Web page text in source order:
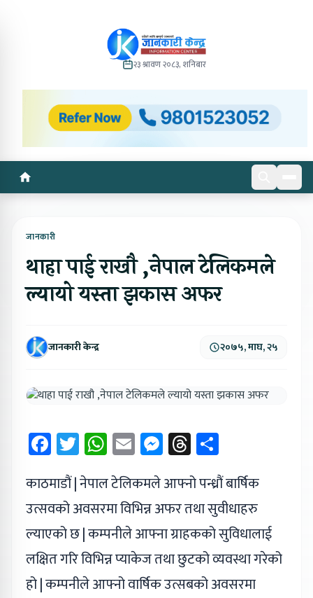
२३ श्रावण २०८३, शनिबार
जानकारी
थाहा पाई राखौ ,नेपाल टेलिकमले
ल्यायो यस्ता झकास अफर
जानकारी केन्द्र २०७५, माघ, २५
Facebook
Twitter
WhatsApp
EmailMessenger
Threads
काठमाडौं | नेपाल टेलिकमले आफ्नो पन्ध्रौं बार्षिक
उत्सवको अवसरमा विभिन्न अफर तथा सुवीधाहरु
ल्याएको छ | कम्पनीले आफ्ना ग्राहकको सुविधालाई
लक्षित गरि विभिन्न प्याकेज तथा छुटको व्यवस्था गरेको
हो | कम्पनीले आफ्नो वार्षिक उत्सबको अवसरमा